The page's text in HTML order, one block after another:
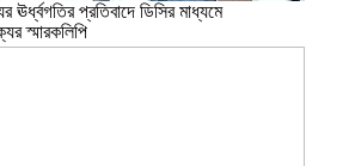
প্রতিবাদে ডিসির মাধ্যমে
স্মারকলিপি